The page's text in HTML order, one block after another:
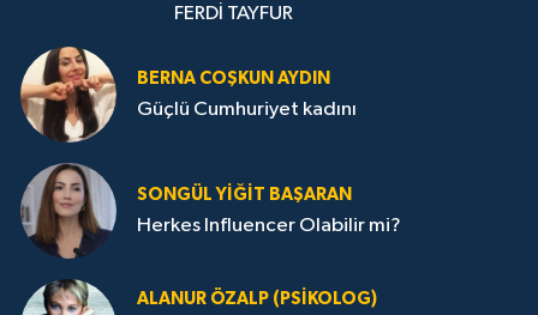
FERDİ TAYFUR
BERNA COŞKUN AYDIN
Güçlü Cumhuriyet kadını
SONGÜL YIĞIT BAŞARAN
Herkes Influencer Olabilir mi?
ALANUR ÖZALP (PSIKOLOG)